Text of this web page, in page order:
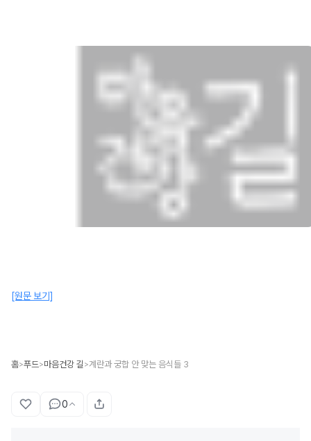
[원문 보기]
홈>푸드>마음건강 길 >계란과 궁합 안 맞는 음식들 3
0